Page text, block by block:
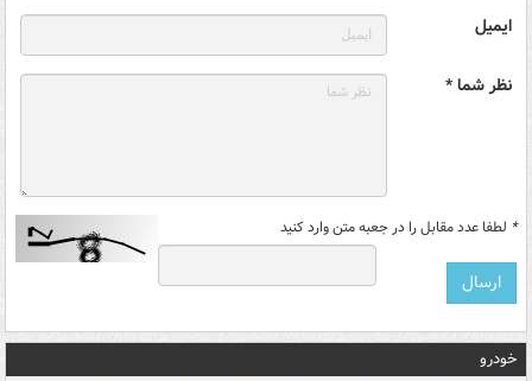
ایمیل
نظر شما *
* لطفا عدد مقابل را در جعبه متن وارد کنید
خودرو